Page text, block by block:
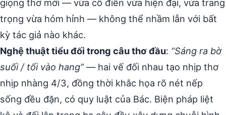
giọng thơ mới — vừa cổ điển vừa hiện đại, vừa trang
trọng vừa hóm hỉnh — không thể nhầm lẫn với bất
kỳ tác giả nào khác.
Nghệ thuật tiểu đối trong câu thơ đầu: “Sáng ra bờ
suối / tối vào hang”— hai vế đối nhau tạo nhịp thơ
nhịp nhàng 4/3, đồng thời khắc họa rõ nét nếp
sống đều đặn, có quy luật của Bác. Biện pháp liệt